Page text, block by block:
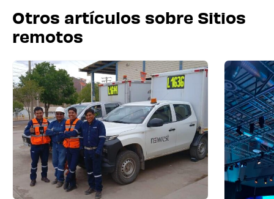
Otros artículos sobre Sitios
remotos